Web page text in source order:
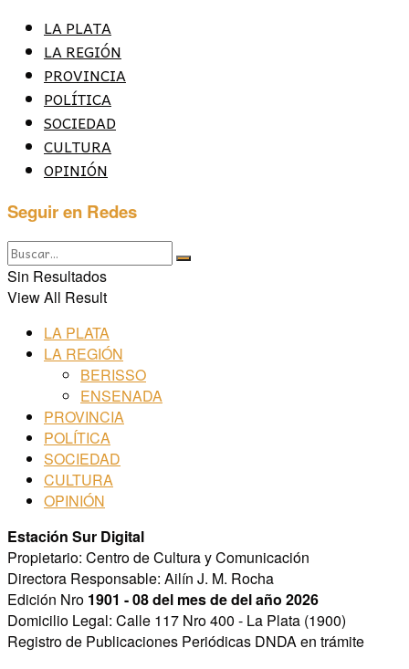
LA PLATA
LA REGIÓN
PROVINCIA
POLÍTICA
SOCIEDAD
CULTURA
OPINIÓN
Seguir en Redes
Sin Resultados
View All Result
LA PLATA
LA REGIÓN
BERISSO
ENSENADA
PROVINCIA
POLÍTICA
SOCIEDAD
CULTURA
OPINIÓN
Estación Sur Digital
Propietario: Centro de Cultura y Comunicación
Directora Responsable: Ailín J. M. Rocha
Edición Nro 1901 - 08 del mes de del año 2026
Domicilio Legal: Calle 117 Nro 400 - La Plata (1900)
Registro de Publicaciones Periódicas DNDA en trámite